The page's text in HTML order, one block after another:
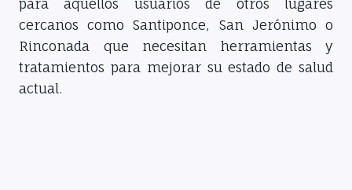
cercanos como Santiponce, San Jerónimo o
Rinconada que necesitan herramientas y
tratamientos para mejorar su estado de salud
actual.